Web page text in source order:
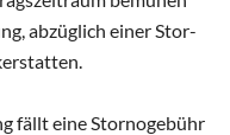
abzüglich einer Stor-
fällt eine Stornogebühr